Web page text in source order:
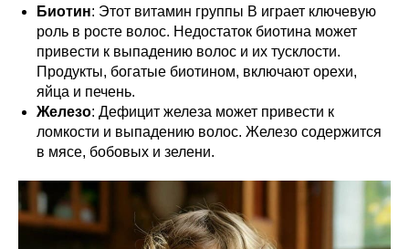
Биотин: Этот витамин группы B играет ключевую
роль в росте волос. Недостаток биотина может
привести к выпадению волос и их тусклости.
Продукты, богатые биотином, включают орехи,
яйца и печень.
Железо: Дефицит железа может привести к
ломкости и выпадению волос. Железо содержится
в мясе, бобовых и зелени.